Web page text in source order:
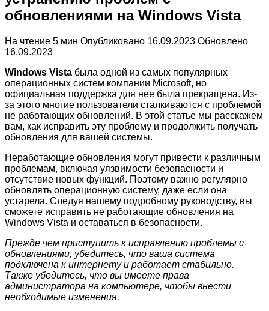
обновлениями на Windows Vista
На чтение 5 мин Опубликовано 16.09.2023 Обновлено
16.09.2023
Windows Vista была одной из самых популярных
операционных систем компании Microsoft, но
официальная поддержка для нее была прекращена. Из-
за этого многие пользователи сталкиваются с проблемой
не работающих обновлений. В этой статье мы расскажем
вам, как исправить эту проблему и продолжить получать
обновления для вашей системы.
Неработающие обновления могут привести к различным
проблемам, включая уязвимости безопасности и
отсутствие новых функций. Поэтому важно регулярно
обновлять операционную систему, даже если она
устарела. Следуя нашему подробному руководству, вы
сможете исправить не работающие обновления на
Windows Vista и оставаться в безопасности.
Прежде чем приступить к исправлению проблемы с
обновлениями, убедитесь, что ваша система
подключена к интернету и работает стабильно.
Также убедитесь, что вы имеете права
администратора на компьютере, чтобы внести
необходимые изменения.